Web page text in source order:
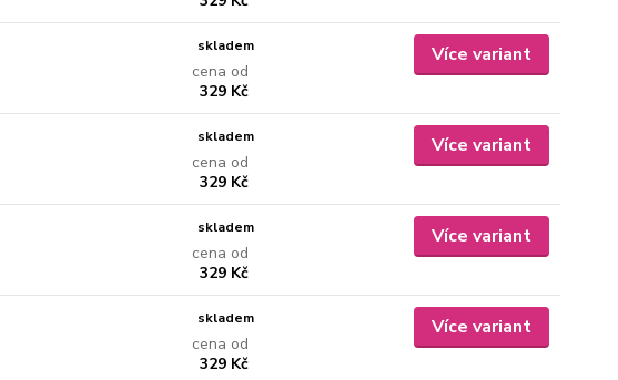
cena od
329 Kč
skladem Více variant
cena od
329 Kč
skladem Více variant
cena od
329 Kč
skladem Více variant
cena od
329 Kč
skladem Více variant